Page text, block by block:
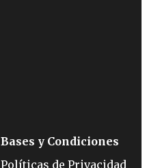
Bases y Condiciones
Políticas de Privacidad